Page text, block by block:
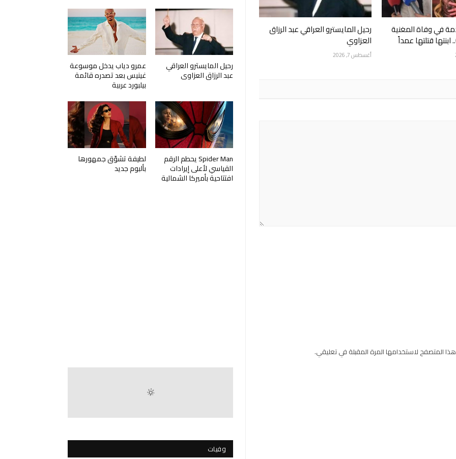
في وفاة المغنية رحيل المايسترو العراقي عبد الرزاق
العزاوي
أغسطس 7, 2026
المتصفح لاستخدامها المرة المقبلة في تعليقي.
رحيل المايسترو العراقي
عبد الرزاق العزاوي
عمرو دياب يدخل موسوعة
غينيس بعد تصدره قائمة
بيلبورد عربية
Spider Man يحطم الرقم
القياسي لأعلى إيرادات
افتتاحية بأميركا الشمالية
لطيفة تشوّق جمهورها
بألبوم جديد
وفيات